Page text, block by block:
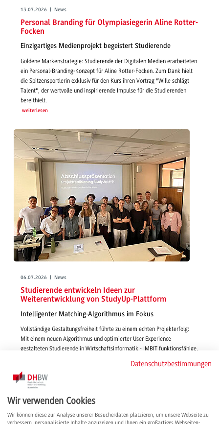
13.07.2026 | News
Personal Branding für Olympiasiegerin Aline Rotter-
Focken
Einzigartiges Medienprojekt begeistert Studierende
Goldene Markenstrategie: Studierende der Digitalen Medien erarbeiteten
ein Personal-Branding-Konzept für Aline Rotter-Focken. Zum Dank hielt
die Spitzensportlerin exklusiv für den Kurs ihren Vortrag "Wille schlägt
Talent", der wertvolle und inspirierende Impulse für die Studierenden
bereithielt.
weiterlesen
06.07.2026 | News
Studierende entwickeln Ideen zur
Weiterentwicklung von StudyUp-Plattform
Intelligenter Matching-Algorithmus im Fokus
Vollständige Gestaltungsfreiheit führte zu einem echten Projekterfolg:
Mit einem neuen Algorithmus und optimierter User Experience
gestalteten Studierende in Wirtschaftsinformatik - IMBIT funktionsfähige,
weiterlesen
Datenschutzbestimmungen
Wir verwenden Cookies
Wir können diese zur Analyse unserer Besucherdaten platzieren, um unsere Webseite zu
verbessern, personalisierte Inhalte anzuzeigen und Ihnen ein großartiges Webseiten-